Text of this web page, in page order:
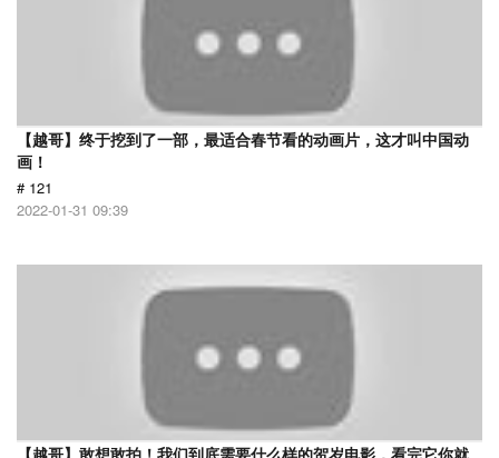
【越哥】终于挖到了一部，最适合春节看的动画片，这才叫中国动
画！
# 121
2022-01-31 09:39
【越哥】敢想敢拍！我们到底需要什么样的贺岁电影，看完它你就